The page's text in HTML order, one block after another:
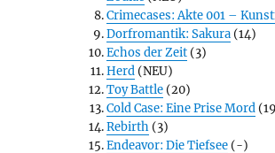
Crimecases: Akte 001 –
Dorfromantik: Sakura (14)
Echos der Zeit (3)
Herd (NEU)
Toy Battle (20)
Cold Case: Eine Prise Mord
Rebirth (3)
Endeavor: Die Tiefsee (-)